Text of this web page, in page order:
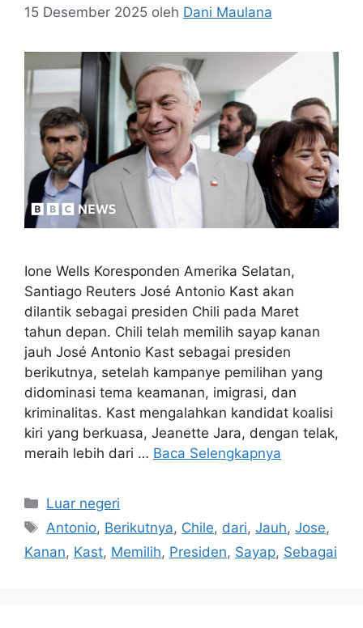
15 Desember 2025 oleh Dani Maulana
Ione Wells Koresponden Amerika Selatan,
Santiago Reuters José Antonio Kast akan
dilantik sebagai presiden Chili pada Maret
tahun depan. Chili telah memilih sayap kanan
jauh José Antonio Kast sebagai presiden
berikutnya, setelah kampanye pemilihan yang
didominasi tema keamanan, imigrasi, dan
kriminalitas. Kast mengalahkan kandidat koalisi
kiri yang berkuasa, Jeanette Jara, dengan telak,
meraih lebih dari … Baca Selengkapnya
Kategori
Luar negeri
Tag
Antonio, Berikutnya, Chile, dari,Jauh,Jose,
Kanan, Kast, Memilih, Presiden, Sayap, Sebagai